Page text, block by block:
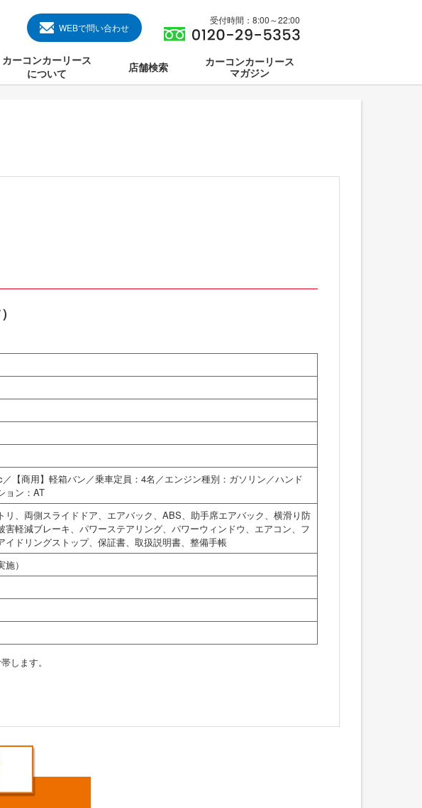
WEBで問い合わせ
受付時間：8:00～22:00
カーコンカーリース
について
店舗検索
カーコンカーリース
マガジン
【商用】軽箱バン／乗車定員：4名／エンジン種別：ガソリン／ハンド
ョン：AT
リ、両側スライドドア、エアバック、ABS、助手席エアバック、横滑り防
害軽減ブレーキ、パワーステアリング、パワーウィンドウ、エアコン、フ
イドリングストップ、保証書、取扱説明書、整備手帳
）
します。